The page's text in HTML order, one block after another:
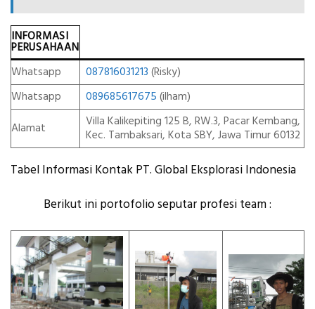
INFORMASI
PERUSAHAAN
Whatsapp
087816031213 (Risky)
Whatsapp
089685617675 (ilham)
Alamat
Villa Kalikepiting 125 B, RW.3, Pacar Kembang,
Kec. Tambaksari, Kota SBY, Jawa Timur 60132
Tabel Informasi Kontak PT. Global Eksplorasi Indonesia
Berikut ini portofolio seputar profesi team :